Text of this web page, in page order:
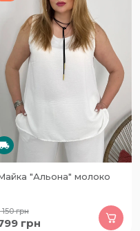
"Альона" молоко
150грн
грн